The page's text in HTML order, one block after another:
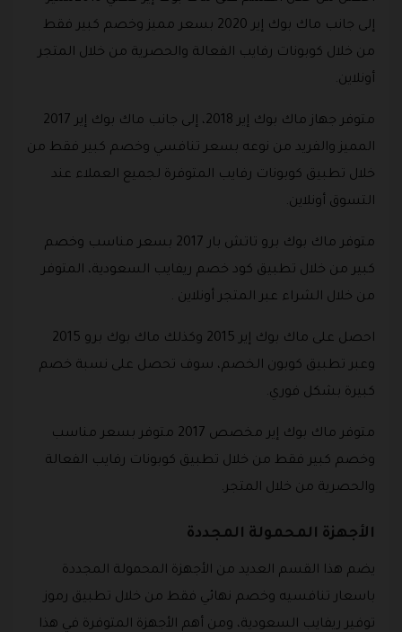
إلى جانب ماك بوك إير 2020 بسعر مميز وخصم كبير فقط
من خلال كوبونات رفايب الفعالة والحصرية من خلال المتجر
أونلاين.
متوفر جهاز ماك بوك إير 2018، إلى جانب ماك بوك إير 2017
المميز والفريد من نوعه بسعر تنافسي وخصم كبير فقط من
خلال تطبيق كوبونات رفايب المتوفرة لجميع العملاء عند
التسوق أونلاين.
متوفر ماك بوك برو تاتش بار 2017 بسعر مناسب وخصم
كبير من خلال تطبيق كود خصم ريفايب السعودية، المتوفر
من خلال الشراء عبر المتجر أونلاين .
احصل على ماك بوك إير 2015 وكذلك ماك بوك برو 2015
وعبر تطبيق كوبون الخصم، سوف تحصل على نسبة خصم
كبيرة بشكل فوري.
متوفر ماك بوك إير مخصص 2017 متوفر بسعر مناسب
وخصم كبير فقط من خلال تطبيق كوبونات رفايب الفعالة
والحصرية من خلال المتجر.
الأجهزة المحمولة المجددة
يضم هذا القسم العديد من الأجهزة المحمولة المجددة
باسعار تنافسيه وخصم نهائي فقط من خلال تطبيق رموز
توفير ريفايب السعودية، ومن أهم الأجهزة المتوفرة في هذا